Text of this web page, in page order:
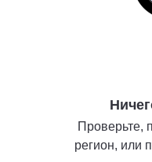
Проверьте,
регион, или